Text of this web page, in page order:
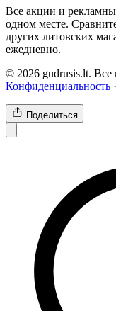
Все акции и
одном месте.
других литовских
ежедневно.
© 2026 gudrusis.lt. Все
Конфиденциальность ·
Поделиться